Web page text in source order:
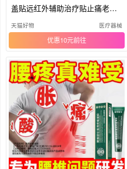
盖贴远红外辅助治疗贴止痛老黑
膏
天猫好物 医疗器械
优惠10元